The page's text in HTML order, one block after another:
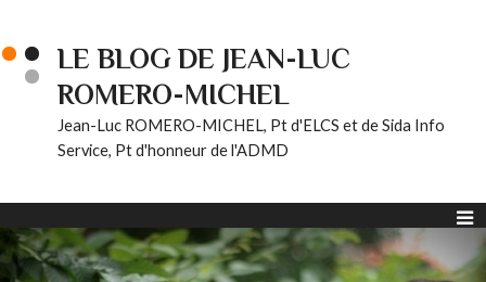
LE BLOG DE JEAN-LUC
ROMERO-MICHEL
Jean-Luc ROMERO-MICHEL, Pt d'ELCS et de Sida Info
Service, Pt d'honneur de l'ADMD